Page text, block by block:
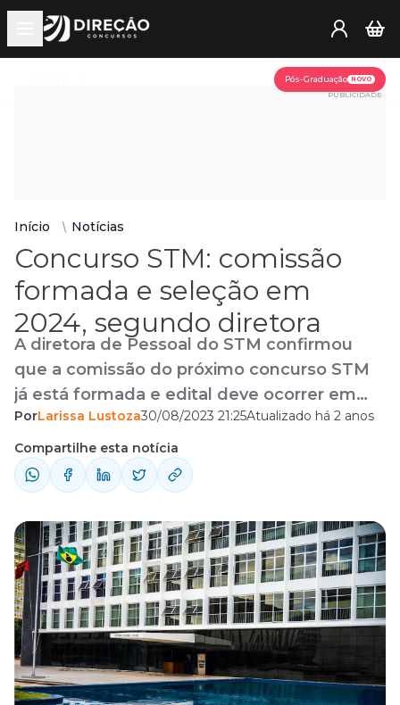
Open main menu
Pós-Graduação NOVO
PUBLICIDADE
Início Notícias
Concurso STM: comissão
formada e seleção em
2024, segundo diretora
A diretora de Pessoal do STM confirmou
que a comissão do próximo concurso STM
já está formada e edital deve ocorrer em
2024.
PorLarissa Lustoza30/08/2023 21:25Atualizado há 2 anos
Compartilhe esta notícia